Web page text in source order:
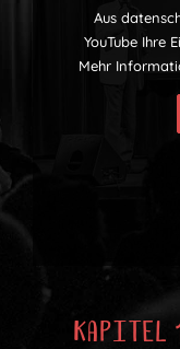
Aus
YouTube Ihre
Mehr
Kapitel